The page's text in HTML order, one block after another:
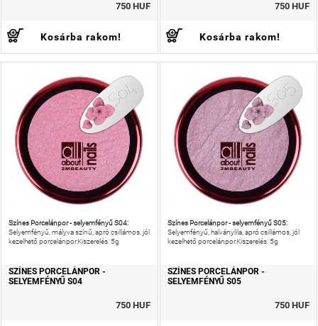
750 HUF
Kosárba rakom!
750 HUF
Kosárba rakom!
Színes Porcelánpor - selyemfényű S04:
Selyemfényű, mályva színű, apró csillámos, jól
kezelhető porcelánpor.Kiszerelés: 5g
SZÍNES PORCELÁNPOR -
SELYEMFÉNYŰ S04
750 HUF
Színes Porcelánpor - selyemfényű S05:
Selyemfényű, halványlila, apró csillámos, jól
kezelhető porcelánpor.Kiszerelés: 5g
SZÍNES PORCELÁNPOR -
SELYEMFÉNYŰ S05
750 HUF